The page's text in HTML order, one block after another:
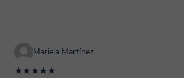
Mariela Martínez
★★★★★